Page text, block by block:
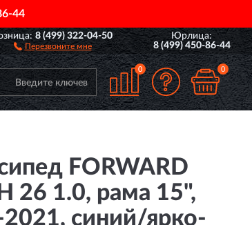
44
ДОСТАВИМПО ВСЕЙ РОССИИ
8 (499) 322-04-50
Перезвоните мне
Юрлица:
8 (499) 450-86-44
0 0
FORWARD
26 1.0, рама 15",
синий/ярко-